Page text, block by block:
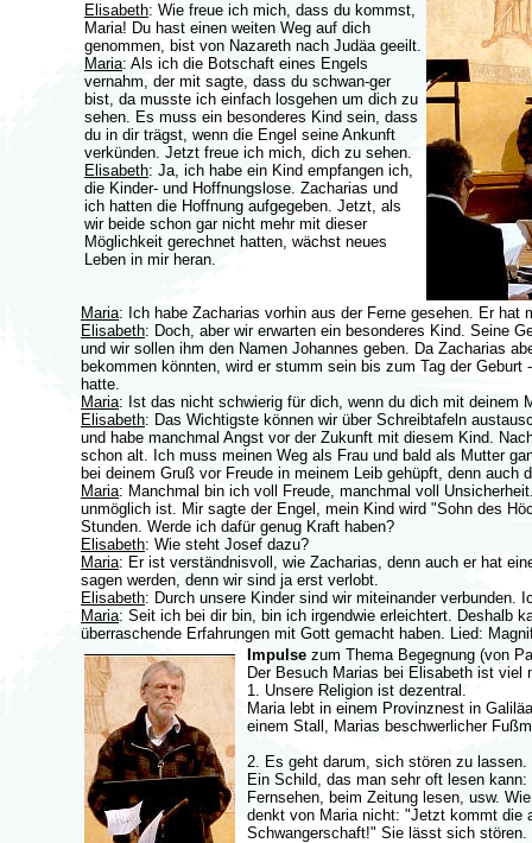
Elisabeth: Wie freue ich mich, dass du kommst,
Maria! Du hast einen weiten Weg auf dich
genommen, bist von Nazareth nach Judäa geeilt.
Maria: Als ich die Botschaft eines Engels
vernahm, der mit sagte, dass du schwan-ger
bist, da musste ich einfach losgehen um dich zu
sehen. Es muss ein besonderes Kind sein, dass
du in dir trägst, wenn die Engel seine Ankunft
verkünden. Jetzt freue ich mich, dich zu sehen.
Elisabeth: Ja, ich habe ein Kind empfangen ich,
die Kinder- und Hoffnungslose. Zacharias und
ich hatten die Hoffnung aufgegeben. Jetzt, als
wir beide schon gar nicht mehr mit dieser
Möglichkeit gerechnet hatten, wächst neues
Leben in mir heran.
Maria: Ich habe Zacharias vorhin aus der Ferne gesehen. Er
Elisabeth: Doch, aber wir erwarten ein besonderes Kind. Seine
und wir sollen ihm den Namen Johannes geben. Da Zacharias
bekommen könnten, wird er stumm sein bis zum Tag der
hatte.
Maria: Ist das nicht schwierig für dich, wenn du dich mit deinem
Elisabeth: Das Wichtigste können wir über Schreibtafeln
und habe manchmal Angst vor der Zukunft mit diesem Kind.
schon alt. Ich muss meinen Weg als Frau und bald als Mutter
bei deinem Gruß vor Freude in meinem Leib gehüpft, denn
Maria: Manchmal bin ich voll Freude, manchmal voll
unmöglich ist. Mir sagte der Engel, mein Kind wird "Sohn des
Stunden. Werde ich dafür genug Kraft haben?
Elisabeth: Wie steht Josef dazu?
Maria: Er ist verständnisvoll, wie Zacharias, denn auch er hat
sagen werden, denn wir sind ja erst verlobt.
Elisabeth: Durch unsere Kinder sind wir miteinander
Maria: Seit ich bei dir bin, bin ich irgendwie erleichtert. Deshalb
überraschende Erfahrungen mit Gott gemacht haben. Lied:
Impulse zum Thema Begegnung (von
Der Besuch Marias bei Elisabeth ist viel
1. Unsere Religion ist dezentral.
Maria lebt in einem Provinznest in
einem Stall, Marias beschwerlicher
2. Es geht darum, sich stören zu lassen.
Ein Schild, das man sehr oft lesen
Fernsehen, beim Zeitung lesen, usw.
denkt von Maria nicht: "Jetzt kommt die
Schwangerschaft!" Sie lässt sich